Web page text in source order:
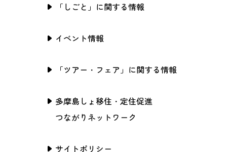
「しごと」に関する情報
イベント情報
「ツアー・フェア」に関する情報
多摩島しょ移住・定住促進
つながりネットワーク
サイトポリシー